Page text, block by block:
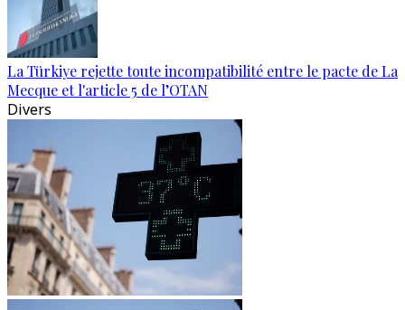
La Türkiye rejette toute incompatibilité entre le pacte de La
Mecque et l'article 5 de l’OTAN
Divers